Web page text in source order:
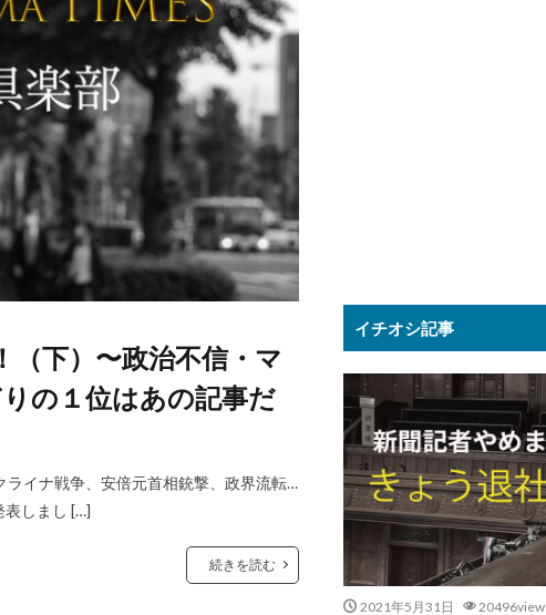
下）〜政治不信・マ
の１位はあの記事だ
イナ戦争、安倍元首相銃撃、政界流転…
表しまし […]
続きを読む
イチオシ記事
2021年5月31日 20496view